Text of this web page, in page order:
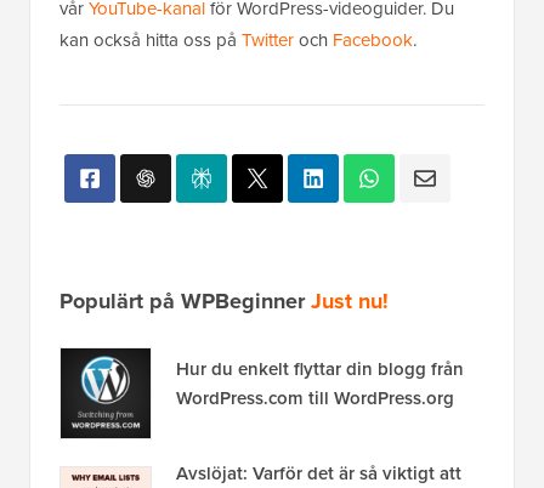
vårYouTube-kanalför WordPress-videoguider. Du
kan också hitta oss på Twitteroch Facebook.
Populärt på WPBeginnerJust nu!
Hur du enkelt flyttar din blogg från
WordPress.com till WordPress.org
Avslöjat: Varför det är så viktigt att